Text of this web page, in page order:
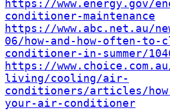
https://www.energy.gov/
conditioner-maintenance
https://www.abc.net.au/
06/how-and-how-often-
conditioner-in-summer/
https://
living/cooling/air-
conditioners/articles/
your-air-conditioner